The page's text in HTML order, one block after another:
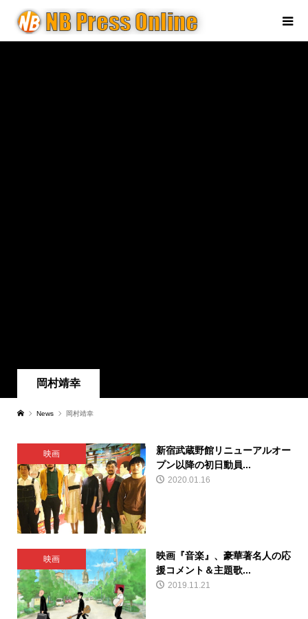
岡村靖幸
News 岡村靖幸
映画
新宿武蔵野館リニューアルオー
プン以降の初日動員...
2020.01.16
映画
映画『音楽』、豪華著名人の応
援コメント＆主題歌...
2019.11.21